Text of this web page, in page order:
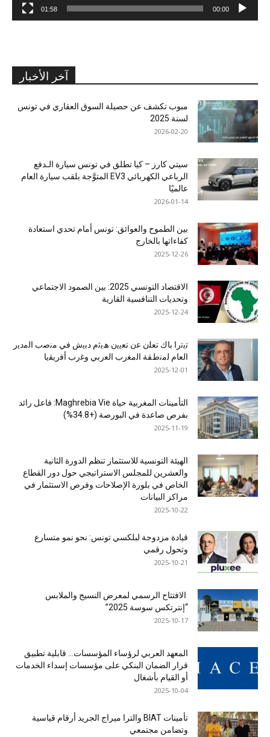
00:00
01:58
آخر الأخبار
مبوب تكشف عن حصيلة السوق العقاري في تونس
لسنة 2025
2026-02-20
سيتي كارز – كيا تطلق في تونس سيارة الـدفع
الرباعي الكهربائي EV3 المتوَّجة بلقب سيارة العام
عالميًا
2026-01-14
بين الطموح والعوائق: تونس أمام تحدي استعادة
كفاءاتها بالخارج
2025-12-26
الاقتصاد التونسي 2025: بين الصمود الاجتماعي
وتحديات التنافسية القارية
2025-12-24
ﺗﯾﺗرا ﺑﺎك ﺗﻌﻠن ﻋن ﺗﻌﯾﯾن ھﯾﺛم دﺑﯾش ﻓﻲ ﻣﻧﺻب اﻟﻣدﯾر
اﻟﻌﺎم ﻟﻣﻧطﻘﺔ اﻟﻣﻐرب اﻟﻌرﺑﻲ وﻏرب أﻓرﯾﻘﯾﺎ
2025-12-01
التأمينات المغربية حياة Maghrebia Vie: فاعل رائد
بفرص صاعدة في البورصة (+34.8%)
2025-11-19
الهيئة التونسية للاستثمار تنظم الدورة الثانية
والعشرين للمجلس الاستراتيجي حول دور القطاع
الخاص في بلورة الإصلاحات وفرص الاستثمار في
مراكز البيانات
2025-10-22
قيادة مزدوجة لبلكسي تونس: نحو نمو متسارع
وتحول رقمي
2025-10-21
الافتتاح الرسمي لمعرض النسيج والملابس
“إنترتكس سوسة 2025”
2025-10-17
المعهد العربي لرؤساء المؤسسات… قابلية تطبيق
قرار الضمان البنكي على مؤسسات إسداء الخدمات
أو القيام بأشغال
2025-10-04
تأمينات BIAT والترا ميراج الجريد أرقام قياسية
وتضامن مجتمعي